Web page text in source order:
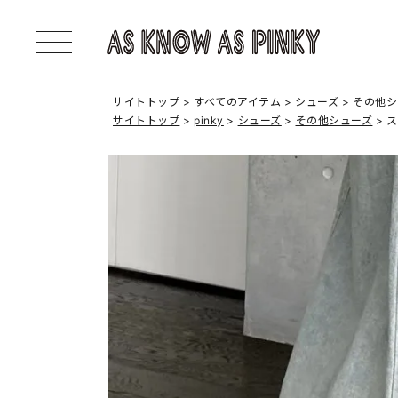
サイトトップ すべてのアイテム シューズ
その他
サイトトップ
pinky シューズ その他シューズ